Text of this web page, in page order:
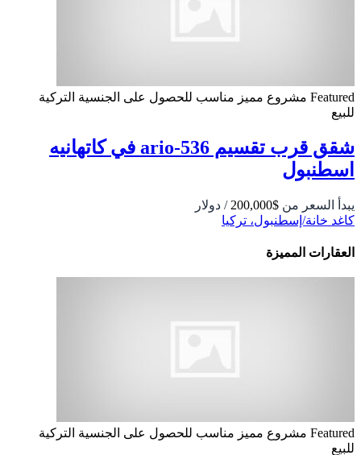
Featured مشروع مميز مناسب للحصول على الجنسية التركية
للبيع
شقق قرب تقسيم 536-ario في كاتهانيه
اسطنبول
يبدأ السعر من $200,000
/ دولار
كاغد خانة/إسطنبول، تركيا
العقارات المميزة
Featured مشروع مميز مناسب للحصول على الجنسية التركية
للبيع